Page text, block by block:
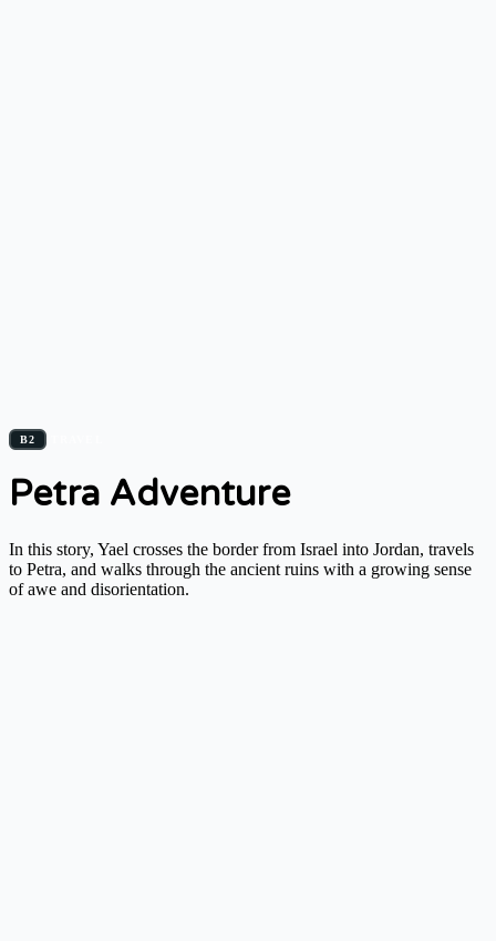
B2
Petra Adventure
In this story, Yael crosses the border from Israel into Jordan, travels
to Petra, and walks through the ancient ruins with a growing sense
of awe and disorientation.